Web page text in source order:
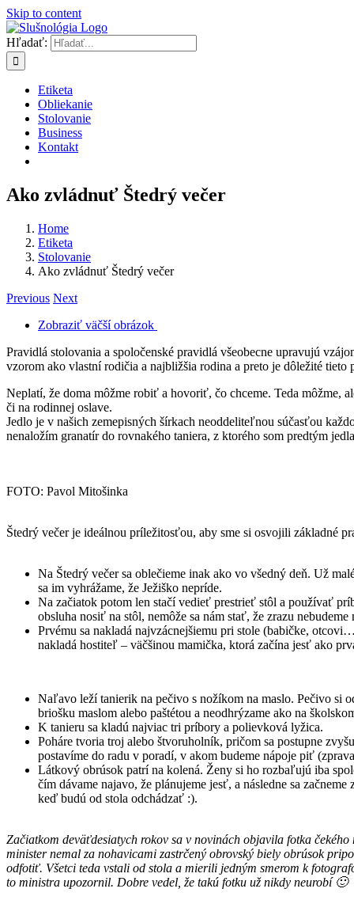
Skip to content
Hľadať:
Etiketa
Obliekanie
Stolovanie
Business
Kontakt
Ako zvládnuť Štedrý večer
Home
Etiketa
Stolovanie
Ako zvládnuť Štedrý večer
Previous Next
Zobraziť väčší obrázok
Pravidlá stolovania a spoločenské pravidlá všeobecne upravujú
vzorom ako vlastní rodičia a najbližšia rodina a preto je dôležité
Neplatí, že doma môžme robiť a hovoriť, čo chceme. Teda môžme,
či na rodinnej oslave.
Jedlo je v našich zemepisných šírkach neoddeliteľnou súčasťou
nenaložím granatír do rovnakého taniera, z ktorého som predtým
FOTO: Pavol Mitošinka
Štedrý večer je ideálnou príležitosťou, aby sme si osvojili základné
Na Štedrý večer sa oblečieme inak ako vo všedný deň. Už
sa im vyhrážame, že Ježiško nepríde.
Na začiatok potom len stačí vedieť prestrieť stôl a používať
obsluha nosiť na stôl, nemôže sa nám stať, že zrazu
Prvému sa nakladá najvzácnejšiemu pri stole (babičke,
nakladá hostiteľ – väčšinou mamička, ktorá začína jesť ako
Naľavo leží tanierik na pečivo s nožíkom na maslo. Pečivo si
briošku maslom alebo paštétou a neodhrýzame ako na
K tanieru sa kladú najviac tri príbory a polievková lyžica.
Poháre tvoria troj alebo štvoruholník, pričom sa postupne
postavíme do radu v poradí, v akom budeme nápoje piť
Látkový obrúsok patrí na kolená. Ženy si ho rozbaľujú iba
čím dávame najavo, že plánujeme jesť, a následne sa
keď budú od stola odchádzať :).
Začiatkom deväťdesiatych rokov sa v novinách objavila fotka
minister nemal za nohavicami zastrčený obrovský biely obrúsok
odfotiť. Všetci teda vstali od stola a mierili jedným smerom k
to ministra upozornil. Dobre vedel, že takú fotku už nikdy neurobí 🙂